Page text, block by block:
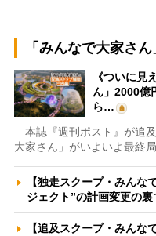
「みんなで大家さ
《ついに見
ん」2000億
ら…
本誌『週刊ポスト』が追
大家さん」がいよいよ最終
【独走スクープ・みんな
ジェクト”の計画変更の
【追及スクープ・みんな